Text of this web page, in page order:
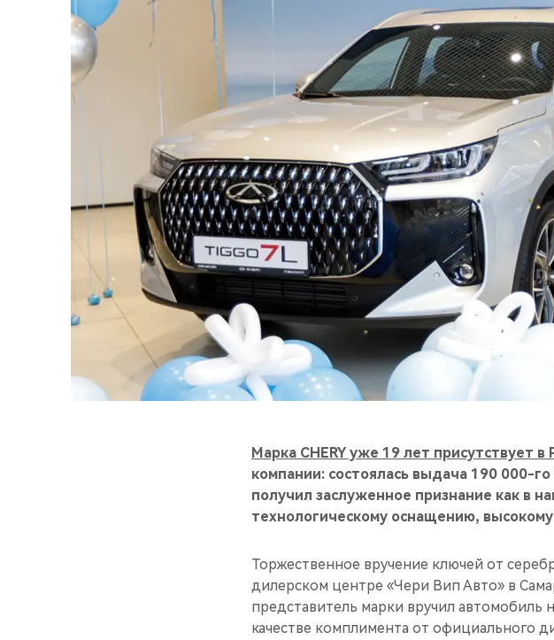
Марка CHERY уже 19 лет присутствует в
компании: состоялась выдача 190 000-
получил заслуженное признание как в
технологическому оснащению,
Торжественное вручение ключей от
дилерском центре «Чери Вип Авто» в
представитель марки вручил
качестве комплимента от официального